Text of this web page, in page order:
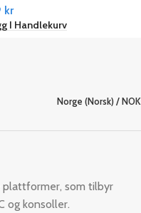
kr
I Handlekurv
Norge (Norsk) / NOK
som tilbyr
og konsoller.